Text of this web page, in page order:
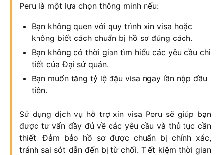
Peru là một lựa chọn thông minh nếu:
Bạn không quen với quy trình xin visa hoặc
không biết cách chuẩn bị hồ sơ đúng cách.
Bạn không có thời gian tìm hiểu các yêu cầu chi
tiết của Đại sứ quán.
Bạn muốn tăng tỷ lệ đậu visa ngay lần nộp đầu
tiên.
Sử dụng dịch vụ hỗ trợ xin visa Peru sẽ giúp bạn
được tư vấn đầy đủ về các yêu cầu và thủ tục cần
thiết. Đảm bảo hồ sơ được chuẩn bị chính xác,
tránh sai sót dẫn đến bị từ chối. Tiết kiệm thời gian